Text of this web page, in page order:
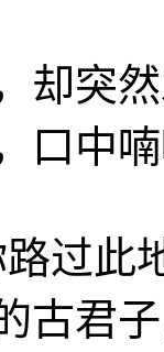
却突
口中
路过此
古君